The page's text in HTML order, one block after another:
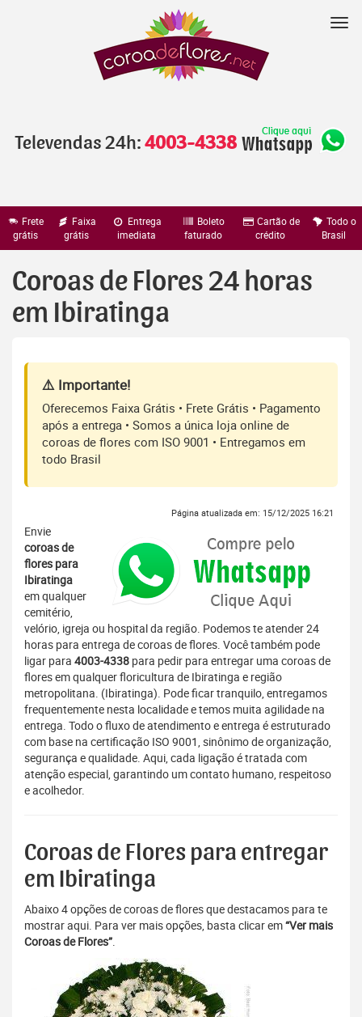
Televendas 24h: 4003-4338
Frete
grátis
Faixa
grátis
Entrega
imediata
Boleto
faturado
Cartão de
crédito
Todo o
Brasil
Coroas de Flores 24 horas
em Ibiratinga
⚠️ Importante!
Oferecemos Faixa Grátis • Frete Grátis • Pagamento
após a entrega • Somos a única loja online de
coroas de flores com ISO 9001 • Entregamos em
todo Brasil
Página atualizada em: 15/12/2025 16:21
Envie
coroas de
flores para
Ibiratinga
em qualquer
cemitério,
velório, igreja ou hospital da região. Podemos te atender 24
horas para entrega de coroas de flores. Você também pode
ligar para 4003-4338 para pedir para entregar uma coroas de
flores em qualquer floricultura de Ibiratinga e região
metropolitana. (Ibiratinga). Pode ficar tranquilo, entregamos
frequentemente nesta localidade e temos muita agilidade na
entrega. Todo o fluxo de atendimento e entrega é estruturado
com base na certificação ISO 9001, sinônimo de organização,
segurança e qualidade. Aqui, cada ligação é tratada com
atenção especial, garantindo um contato humano, respeitoso
e acolhedor.
Coroas de Flores para entregar
em Ibiratinga
Abaixo 4 opções de coroas de flores que destacamos para te
mostrar aqui. Para ver mais opções, basta clicar em“Ver mais
Coroas de Flores”.